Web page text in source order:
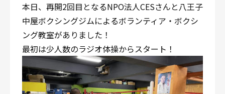
八王子中屋ボクシングジム
〒192-0072 東京都八王子市南町3-8 第2原嶋ビル1F
Tel/Fax：042-622-7222
営業時間：月〜土 14:00〜22:00 / 日・祝 14:00〜19:00
本日、再開2回目となるNPO法人CESさんと八王子
中屋ボクシングジムによるボランティア・ボクシ
ング教室がありました！
最初は少人数のラジオ体操からスタート！